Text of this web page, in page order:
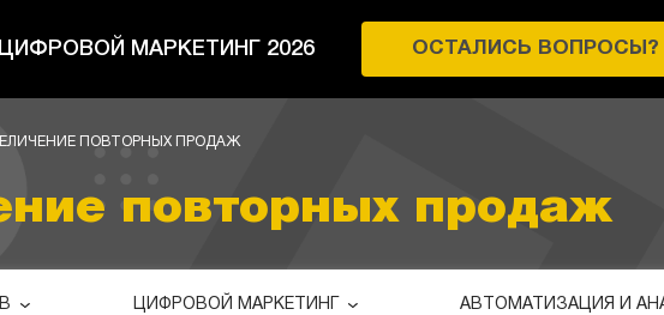
ЦИФРОВОЙ МАРКЕТИНГ 2026 ОСТАЛИСЬ ВОПРОСЫ?
ПОВТОРНЫХ ПРОДАЖ
повторных продаж
ЦИФРОВОЙ МАРКЕТИНГ АВТОМАТИЗАЦИЯ И